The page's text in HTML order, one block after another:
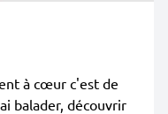
à cœur c'est de
balader, découvrir